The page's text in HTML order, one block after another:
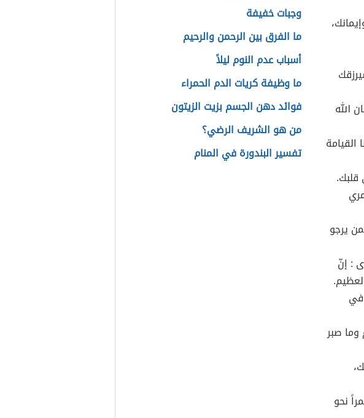
الله
القيامة
يرجو
: إنّ
في
صبر
نحو
وجبات خفيفة
ما الفرق بين الرحمن والرحيم
أسباب عدم النوم ليلاً
ما وظيفة كريات الدم الحمراء
فوائد دهن الجسم بزيت الزيتون
من هو الشريف الرضي؟
تفسير البندورة في المنام